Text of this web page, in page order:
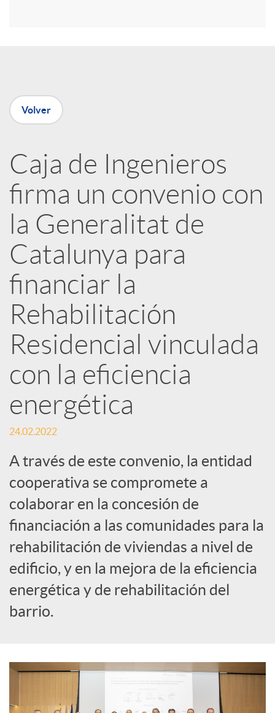
n
e
d
e
s
S
o
c
i
a
l
e
s
Volver
Caja de Ingenieros
firma un convenio con
la Generalitat de
Catalunya para
financiar la
Rehabilitación
Residencial vinculada
con la eficiencia
energética
24.02.2022
A través de este convenio, la entidad
cooperativa se compromete a
colaborar en la concesión de
financiación a las comunidades para la
rehabilitación de viviendas a nivel de
edificio, y en la mejora de la eficiencia
energética y de rehabilitación del
barrio.